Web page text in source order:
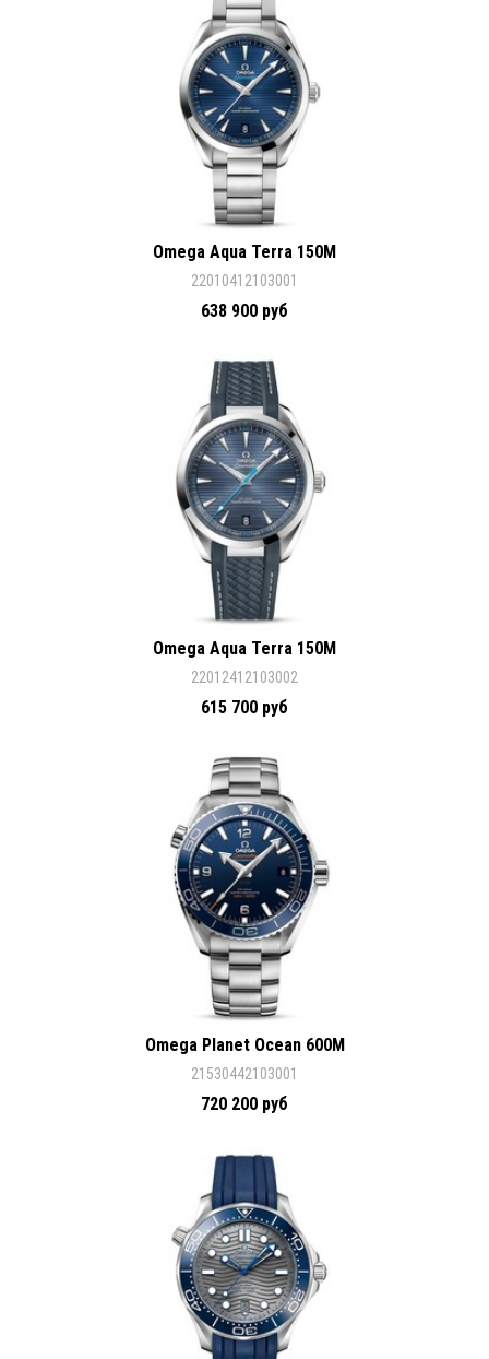
Omega Aqua Terra 150M
22010412103001
638 900 руб
Omega Aqua Terra 150M
22012412103002
615 700 руб
Omega Planet Ocean 600M
21530442103001
720 200 руб